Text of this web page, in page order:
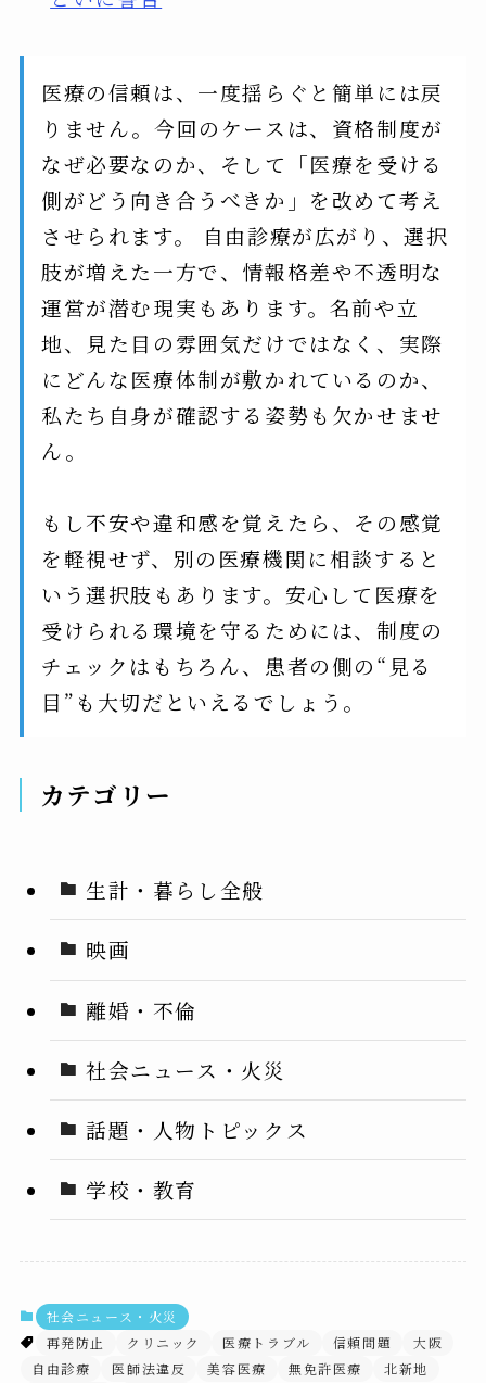
医療の信頼は、一度揺らぐと簡単には戻
りません。今回のケースは、資格制度が
なぜ必要なのか、そして「医療を受ける
側がどう向き合うべきか」を改めて考え
させられます。 自由診療が広がり、選択
肢が増えた一方で、情報格差や不透明な
運営が潜む現実もあります。名前や立
地、見た目の雰囲気だけではなく、実際
にどんな医療体制が敷かれているのか、
私たち自身が確認する姿勢も欠かせませ
ん。
もし不安や違和感を覚えたら、その感覚
を軽視せず、別の医療機関に相談すると
いう選択肢もあります。安心して医療を
受けられる環境を守るためには、制度の
チェックはもちろん、患者の側の“見る
目”も大切だといえるでしょう。
カテゴリー
生計・暮らし全般
映画
離婚・不倫
社会ニュース・火災
話題・人物トピックス
学校・教育
社会ニュース・火災
再発防止
クリニック 医療トラブル 信頼問題
大阪
自由診療
医師法違反 美容医療 無免許医療
北新地